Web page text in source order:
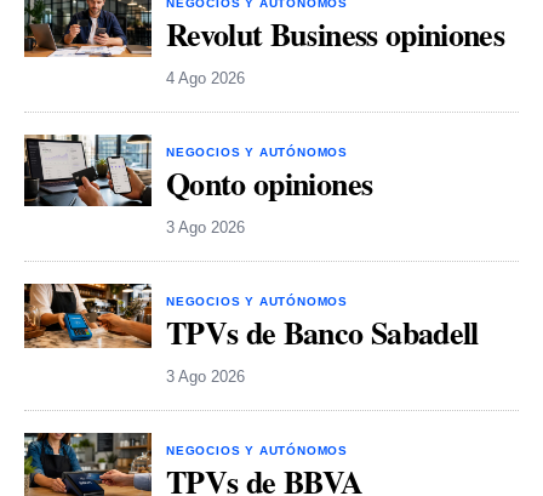
NEGOCIOS Y AUTÓNOMOS
Revolut Business opiniones
4 Ago 2026
NEGOCIOS Y AUTÓNOMOS
Qonto opiniones
3 Ago 2026
NEGOCIOS Y AUTÓNOMOS
TPVs de Banco Sabadell
3 Ago 2026
NEGOCIOS Y AUTÓNOMOS
TPVs de BBVA